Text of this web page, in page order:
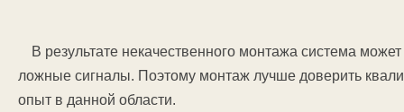
В результате некачественного монтажа система
ложные сигналы. Поэтому монтаж лучше доверить
опыт в данной области.